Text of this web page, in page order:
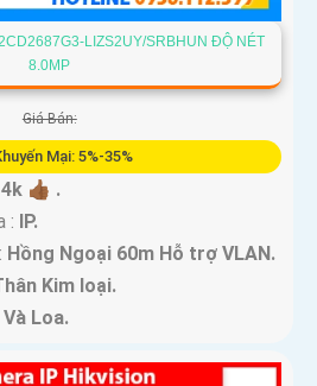
LIZS2UY/SRBHUN ĐỘ NÉT
8.0MP
Giá Bán:
Mại: 5%-35%
👍🏾 .
: IP.
Hồng Ngoại 60m Hỗ trợ VLAN.
Kim loại.
Loa.